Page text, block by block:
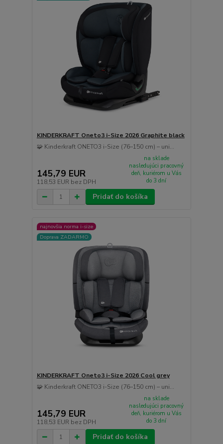
KINDERKRAFT Oneto3 i-Size 2026 Graphite black
🧩 Kinderkraft ONETO3 i-Size (76–150 cm) – uni...
145,79 EUR
118,53 EUR bez DPH
na sklade
nasledujúci pracovný
deň, kuriérom u Vás
do 3 dní
Pridať do košíka
najnovšia norma i-size
Doprava ZADARMO
KINDERKRAFT Oneto3 i-Size 2026 Cool grey
🧩 Kinderkraft ONETO3 i-Size (76–150 cm) – uni...
145,79 EUR
118,53 EUR bez DPH
na sklade
nasledujúci pracovný
deň, kuriérom u Vás
do 3 dní
Pridať do košíka